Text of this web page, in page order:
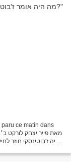
ce matin dans
היה ז'בוטינסקי חוזר